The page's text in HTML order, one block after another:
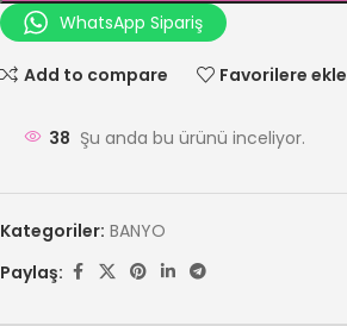
WhatsApp Sipariş
Add to compare Favorilere ekle
38 Şu anda bu ürünü inceliyor.
Kategoriler: BANYO
Paylaş: